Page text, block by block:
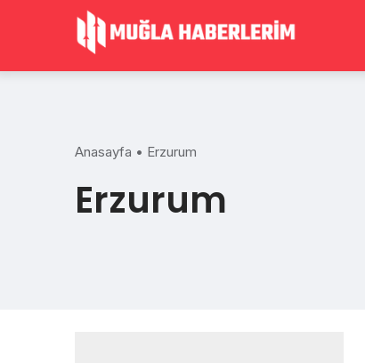
Anasayfa • Erzurum
Erzurum